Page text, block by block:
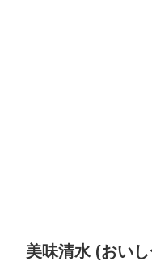
美味清水 (おい